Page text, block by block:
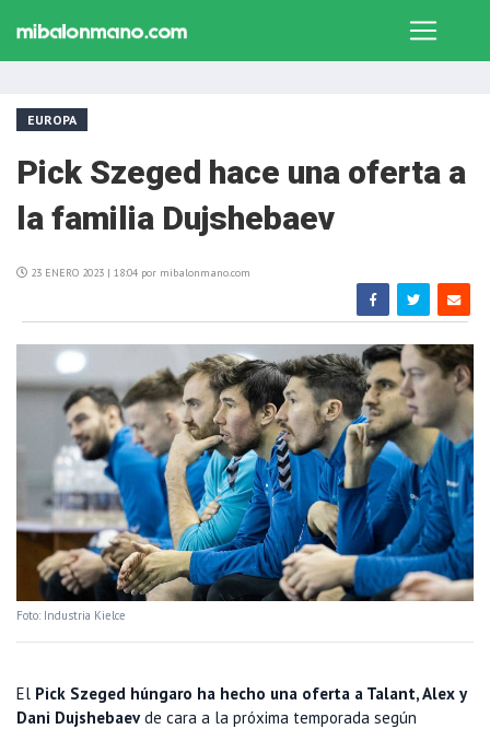
EUROPA
Pick Szeged hace una oferta a
la familia Dujshebaev
23 ENERO 2023 | 18:04 por mibalonmano.com
Foto: Industria Kielce
El Pick Szeged húngaro ha hecho una oferta a Talant, Alex y
Dani Dujshebaevde cara a la próxima temporada según